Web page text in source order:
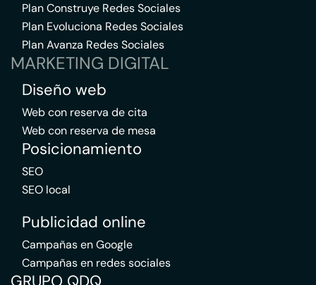
Plan Construye Redes Sociales
Plan Evoluciona Redes Sociales
Plan Avanza Redes Sociales
MARKETING DIGITAL
Diseño web
Web con reserva de cita
Web con reserva de mesa
Posicionamiento
SEO
SEO local
Publicidad online
Campañas en Google
Campañas en redes sociales